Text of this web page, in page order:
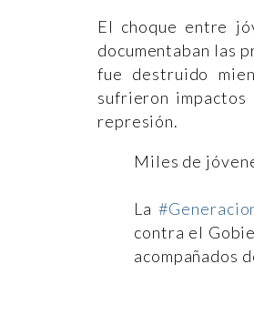
El choque entre
documentaban las
fue destruido
sufrieron
represión.
Miles de
La
contra el
acompañados